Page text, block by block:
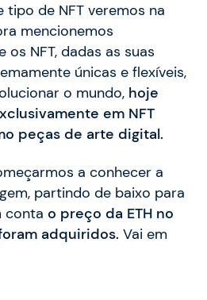
tipo de NFT veremos na
mencionemos
NFT, dadas as suas
únicas e flexíveis,
o mundo, hoje
em NFT
peças de arte digital.
a conhecer a
partindo de baixo para
conta o preço da ETH no
adquiridos. Vai em